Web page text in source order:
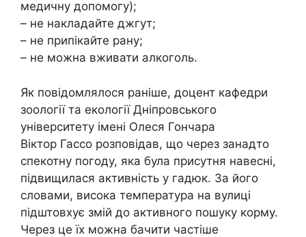
медичну допомогу);
– не накладайте джгут;
– не припікайте рану;
– не можна вживати алкоголь.
Як повідомлялося раніше, доцент кафедри
зоології та екології Дніпровського
університету імені Олеся Гончара
Віктор Гассо розповідав, що через занадто
спекотну погоду, яка була присутня навесні,
підвищилася активність у гадюк. За його
словами, висока температура на вулиці
підштовхує змій до активного пошуку корму.
Через це їх можна бачити частіше